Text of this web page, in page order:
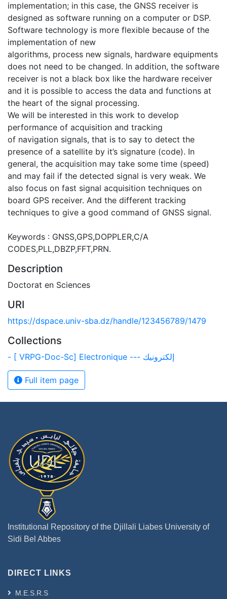
implementation; in this case, the GNSS receiver is
designed as software running on a computer or DSP.
Software technology is more flexible because of the
implementation of new
algorithms, process new signals, hardware equipments
does not need to be changed. In addition, the software
receiver is not a black box like the hardware receiver
and it is possible to access the data and functions at
the heart of the signal processing.
We will be interested in this work to develop
performance of acquisition and tracking
of navigation signals, that is to say to detect the
presence of a satellite by it’s signature (code). In
general, the acquisition may take some time (speed)
and may fail if the detected signal is very weak. We
also focus on fast signal acquisition techniques on
board GPS receiver. And the different tracking
techniques to give a good command of GNSS signal.
Keywords : GNSS,GPS,DOPPLER,C/A
CODES,PLL,DBZP,FFT,PRN.
Description
Doctorat en Sciences
URI
https://dspace.univ-sba.dz/handle/123456789/1479
Collections
- [ VRPG-Doc-Sc] Electronique --- إلكترونيك
Full item page
Institutional Repository of the Djillali Liabes University of
Sidi Bel Abbes
DIRECT LINKS
M.E.S.R.S